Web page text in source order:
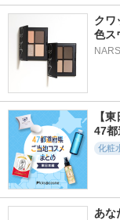
ナンバーズイン(numb
7240件
PDRN100ヒアルロ
ン酸セラムマスク
Anua
クワ
色ス
NARS
【
47都
化粧
あな